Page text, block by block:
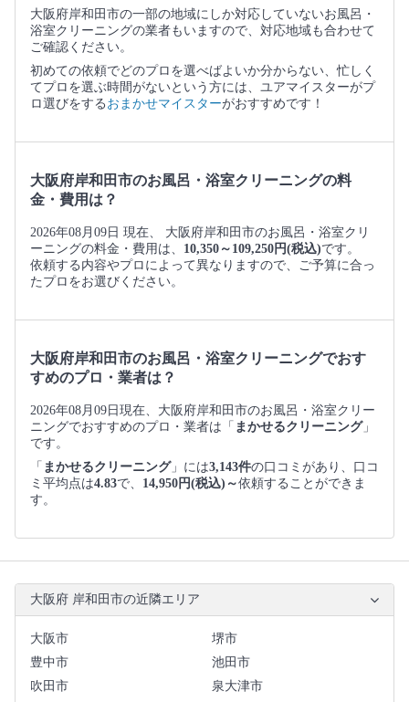
大阪府岸和田市の一部の地域にしか対応していないお風呂・
浴室クリーニングの業者もいますので、対応地域も合わせて
ご確認ください。
初めての依頼でどのプロを選べばよいか分からない、忙しく
てプロを選ぶ時間がないという方には、ユアマイスターがプ
ロ選びをする おまかせマイスターがおすすめです！
大阪府岸和田市のお風呂・浴室クリーニングの料
金・費用は？
2026年08月09日 現在、 大阪府岸和田市のお風呂・浴室クリ
ーニングの料金・費用は、 10,350～109,250円(税込)です。
依頼する内容やプロによって異なりますので、ご予算に合っ
たプロをお選びください。
大阪府岸和田市のお風呂・浴室クリーニングでおす
すめのプロ・業者は？
2026年08月09日現在、大阪府岸和田市のお風呂・浴室クリー
ニングでおすすめのプロ・業者は「 まかせるクリーニング」
です。
「 まかせるクリーニング」には3,143件の口コミがあり、口コ
ミ平均点は4.83で、 14,950円(税込)～依頼することができま
す。
大阪府 岸和田市の近隣エリア
大阪市
堺市
豊中市
池田市
吹田市
泉大津市